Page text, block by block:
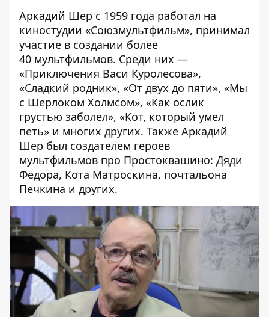
Аркадий Шер с 1959 года работал на
киностудии «Союзмультфильм», принимал
участие в создании более
40 мультфильмов. Среди них —
«Приключения Васи Куролесова»,
«Сладкий родник», «От двух до пяти», «Мы
с Шерлоком Холмсом», «Как ослик
грустью заболел», «Кот, который умел
петь» и многих других. Также Аркадий
Шер был создателем героев
мультфильмов про Простоквашино: Дяди
Фёдора, Кота Матроскина, почтальона
Печкина и других.